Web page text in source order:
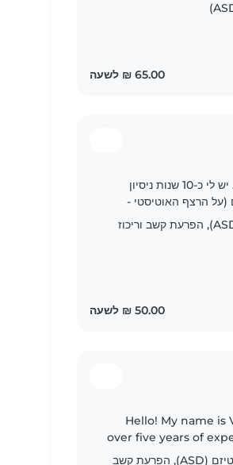
שלום! שמי מרינ, מטפלת ובייביסיטר בחדרה. יש לי כ-10 שנות ניסיון
(על הרצף האוטיסטי -
הפרעת ספקטרום האוטיזם (ASD), הפרעת קשב וריכוז
Hello! My name is
over five years of
children. I am
טיקים, הפרעת ספקטרום האוטיזם (ASD), הפרעת קשב